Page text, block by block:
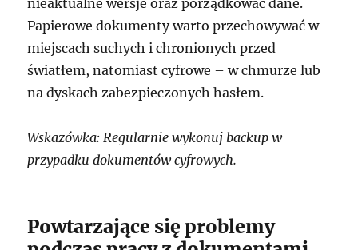
Papierowe dokumenty warto przechowywać w
miejscach suchych i chronionych przed
światłem, natomiast cyfrowe – w chmurze lub
na dyskach zabezpieczonych hasłem.
Wskazówka: Regularnie wykonuj backup w
przypadku dokumentów cyfrowych.
Powtarzające się problemy